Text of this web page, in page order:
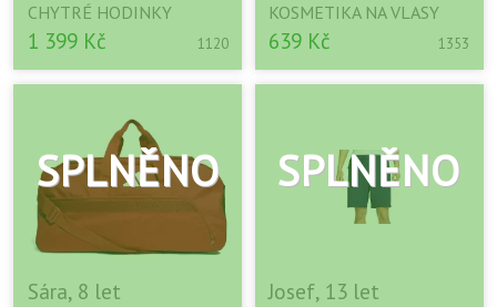
CHYTRÉ HODINKY
1 399 Kč 1120
KOSMETIKA NA VLASY
639 Kč 1353
Sára, 8 let Josef, 13 let